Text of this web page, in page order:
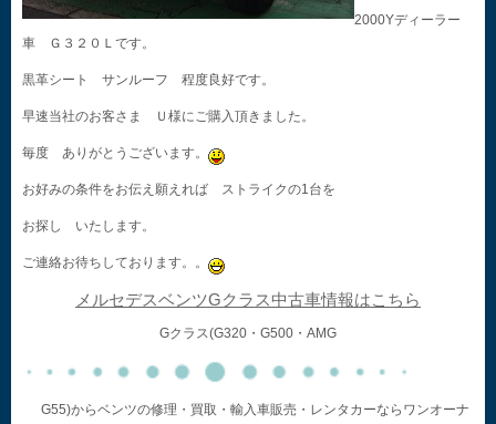
2000Yディーラー
車 Ｇ３２０Ｌです。
黒革シート サンルーフ 程度良好です。
早速当社のお客さま Ｕ様にご購入頂きました。
毎度 ありがとうございます。
お好みの条件をお伝え願えれば ストライクの1台を
お探し いたします。
ご連絡お待ちしております。。
メルセデスベンツGクラス中古車情報はこちら
Gクラス(G320・G500・AMG
G55)からベンツの修理・買取・輸入車販売・レンタカーならワンオーナ